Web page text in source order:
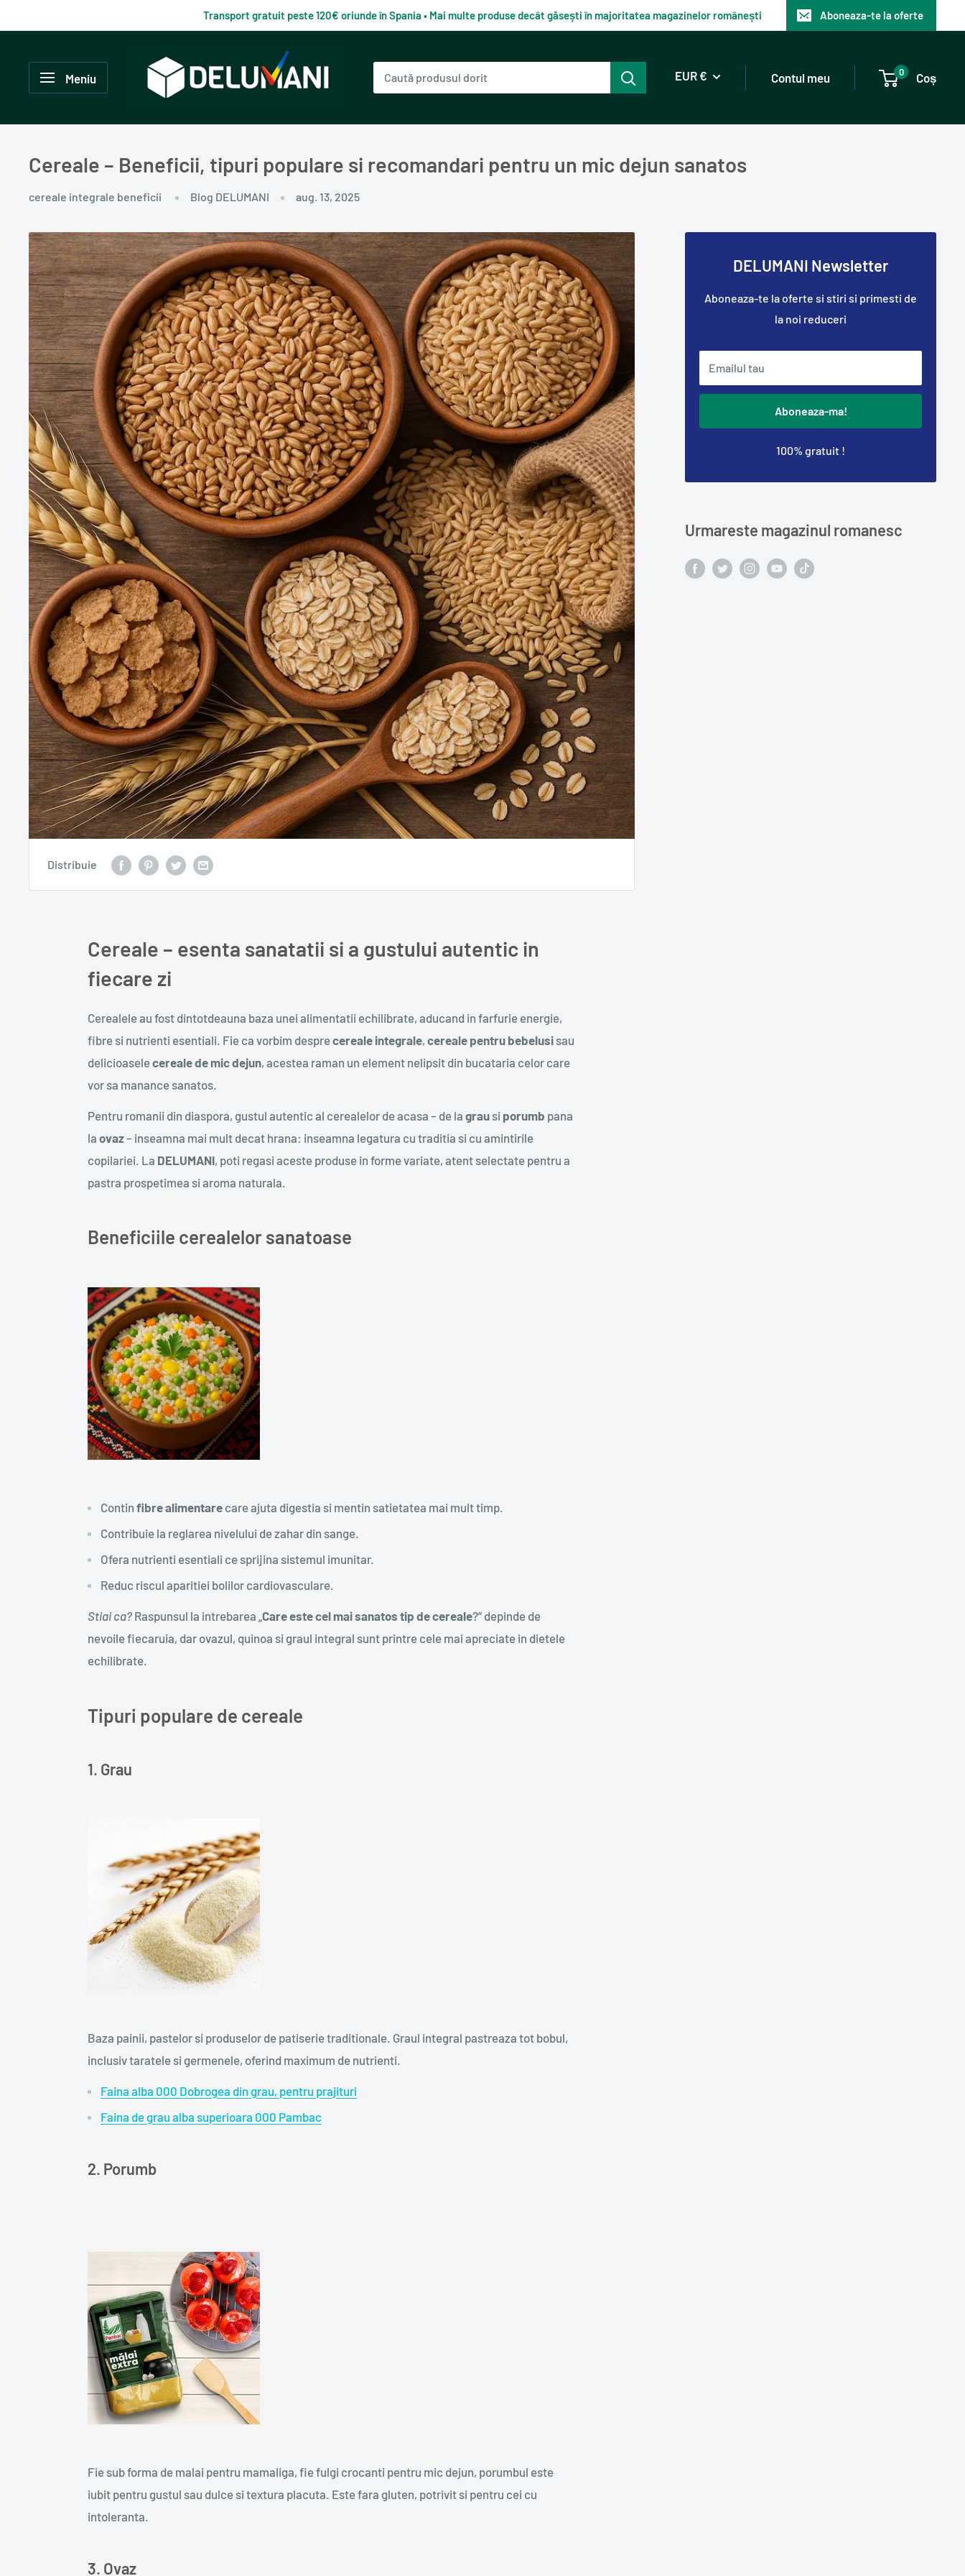
te
continut
Transport gratuit peste 120€ oriunde în Spania • Mai multe produse decât găsești în majoritatea magazinelor românești Aboneaza-te la oferte
Meniu
Delumani
Magazin
EUR € Contul meu 0 Coș
Cereale – Beneficii, tipuri populare si recomandari pentru un mic dejun sanatos
cereale integrale beneficii Blog DELUMANI aug. 13, 2025
Distribuie
Cereale – esenta sanatatii si a gustului autentic in
fiecare zi
Cerealele au fost dintotdeauna baza unei alimentatii echilibrate, aducand in farfurie energie,
fibre si nutrienti esentiali. Fie ca vorbim desprecereale integrale, cereale pentru bebelusi sau
delicioaselecereale de mic dejun, acestea raman un element nelipsit din bucataria celor care
vor sa manance sanatos.
Pentru romanii din diaspora, gustul autentic al cerealelor de acasa – de la grau si porumb pana
la ovaz– inseamna mai mult decat hrana: inseamna legatura cu traditia si cu amintirile
copilariei. La DELUMANI, poti regasi aceste produse in forme variate, atent selectate pentru a
pastra prospetimea si aroma naturala.
Beneficiile cerealelor sanatoase
Contin fibre alimentare care ajuta digestia si mentin satietatea mai mult timp.
Contribuie la reglarea nivelului de zahar din sange.
Ofera nutrienti esentiali ce sprijina sistemul imunitar.
Reduc riscul aparitiei bolilor cardiovasculare.
Stiai ca? Raspunsul la intrebarea „Care este cel mai sanatos tip de cereale?” depinde de
nevoile fiecaruia, dar ovazul, quinoa si graul integral sunt printre cele mai apreciate in dietele
echilibrate.
Tipuri populare de cereale
1. Grau
Baza painii, pastelor si produselor de patiserie traditionale. Graul integral pastreaza tot bobul,
inclusiv taratele si germenele, oferind maximum de nutrienti.
Faina alba 000 Dobrogea din grau, pentru prajituri
Faina de grau alba superioara 000 Pambac
2. Porumb
Fie sub forma de malai pentru mamaliga, fie fulgi crocanti pentru mic dejun, porumbul este
iubit pentru gustul sau dulce si textura placuta. Este fara gluten, potrivit si pentru cei cu
intoleranta.
3. Ovaz
DELUMANI Newsletter
Aboneaza-te la oferte si stiri si primesti de
la noi reduceri
Emailul tau
Aboneaza-ma!
100% gratuit !
Urmareste magazinul romanesc